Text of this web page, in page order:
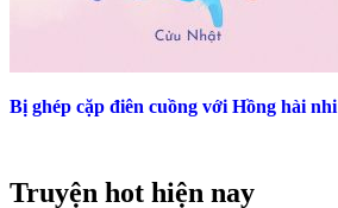
Bị ghép cặp điên cuồng với Hồng hài nhi
Truyện hot hiện nay